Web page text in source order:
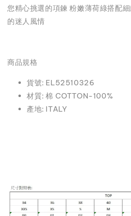
您精心挑選的項鍊 粉嫩薄荷綠搭配
的迷人風情
商品規格
貨號: EL52510326
材質: 棉 COTTON-100%
產地: ITALY